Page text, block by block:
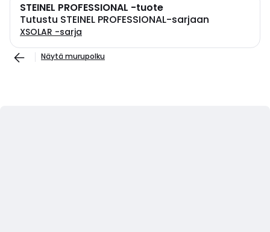
STEINEL PROFESSIONAL -tuote
Tutustu STEINEL PROFESSIONAL-sarjaan
XSOLAR -sarja
Näytä murupolku